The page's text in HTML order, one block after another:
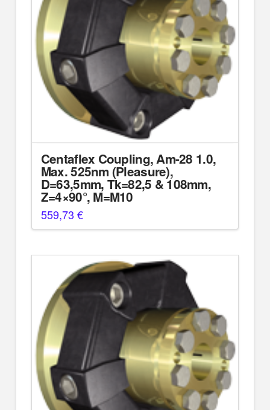
Centaflex Coupling, Am-28 1.0,
Max. 525nm (Pleasure),
D=63,5mm, Tk=82,5 & 108mm,
Z=4×90°, M=M10
559,73 €